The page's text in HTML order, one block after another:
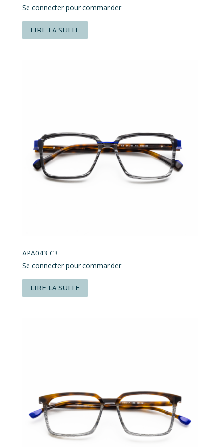
Se connecter pour commander
LIRE LA SUITE
APA043-C3
Se connecter pour commander
LIRE LA SUITE